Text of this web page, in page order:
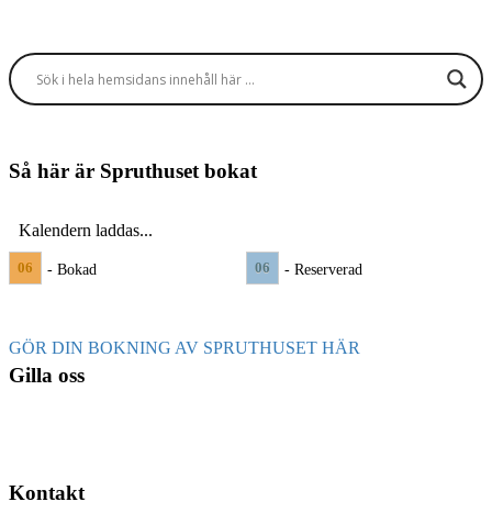
Så här är Spruthuset bokat
Kalendern laddas...
06 - Bokad 06 - Reserverad
GÖR DIN BOKNING AV SPRUTHUSET HÄR
Gilla oss
Kontakt